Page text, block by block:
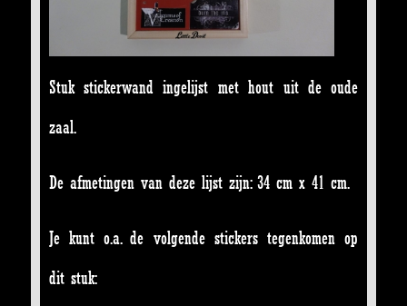
Stuk stickerwand ingelijst met hout uit de oude
zaal.
De afmetingen van deze lijst zijn: 34 cm x 41 cm.
Je kunt o.a. de volgende stickers tegenkomen op
dit stuk: